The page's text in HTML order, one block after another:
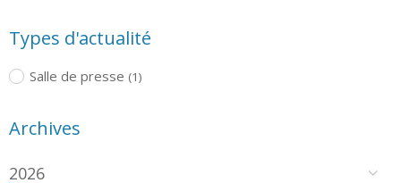
Types d'actualité
Salle de presse (1)
Archives
2026